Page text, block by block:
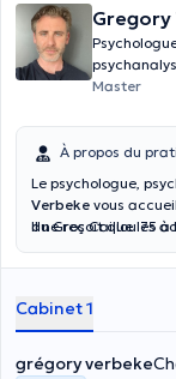
Gregory
Master
À propos du
Le psychologue,
Verbeke vous
du Gros Caillou 75
samedi de 9h30 à
Il ne reçoit que les
Cabinet 1
grégory verbeke